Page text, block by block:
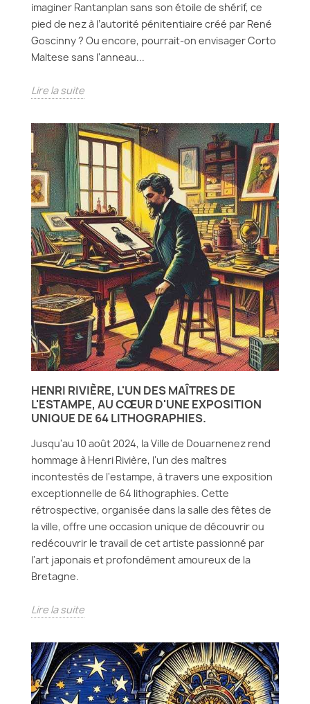
imaginer Rantanplan sans son étoile de shérif, ce
pied de nez à l’autorité pénitentiaire créé par René
Goscinny ? Ou encore, pourrait-on envisager Corto
Maltese sans l'anneau...
Lire la suite
HENRI RIVIÈRE, L'UN DES MAÎTRES DE
L'ESTAMPE, AU CŒUR D'UNE EXPOSITION
UNIQUE DE 64 LITHOGRAPHIES.
Jusqu'au 10 août 2024, la Ville de Douarnenez rend
hommage à Henri Rivière, l'un des maîtres
incontestés de l'estampe, à travers une exposition
exceptionnelle de 64 lithographies. Cette
rétrospective, organisée dans la salle des fêtes de
la ville, offre une occasion unique de découvrir ou
redécouvrir le travail de cet artiste passionné par
l'art japonais et profondément amoureux de la
Bretagne.
Lire la suite